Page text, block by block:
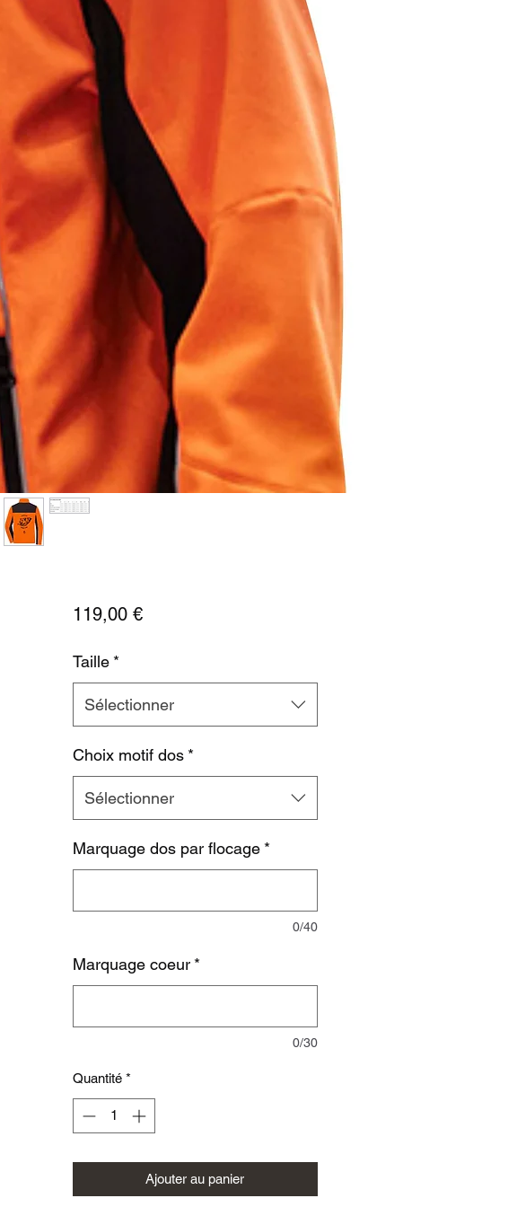
119,00 €Prix
Taille *
Sélectionner
Choix motif dos *
Sélectionner
Marquage dos par flocage *
0/40
Marquage coeur *
0/30
Quantité *
Ajouter au panier